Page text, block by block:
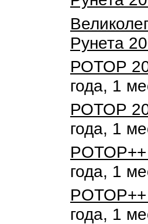
Рунета
РОТОР
года, 1
РОТОР
года, 1
года, 1
года, 1